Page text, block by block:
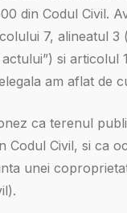
din Codul Civil.
7, alineatul 3
si articolul
am aflat de
ca terenul
Codul Civil, si ca
unei